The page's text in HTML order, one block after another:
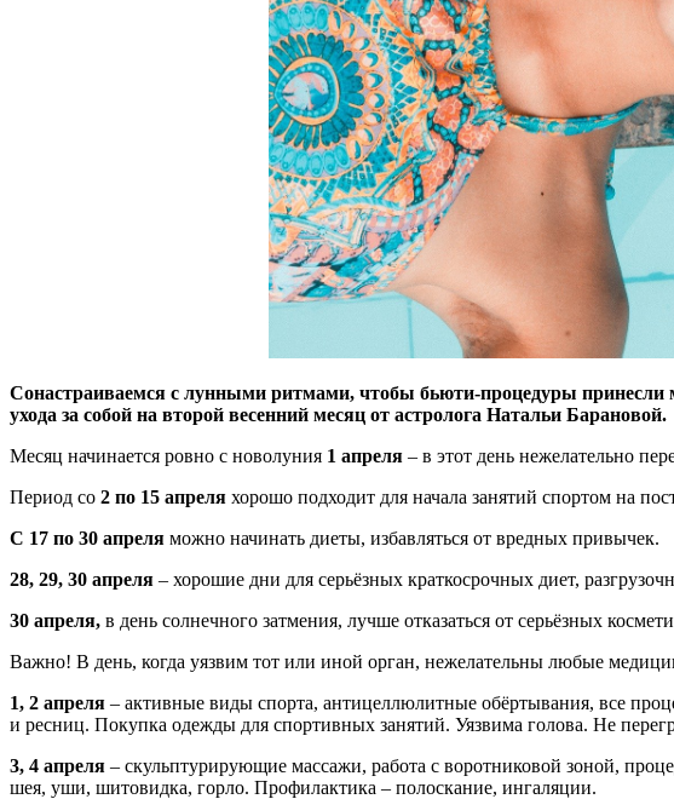
Сонастраиваемся с лунными ритмами, чтобы бьюти-процедуры принесли
ухода за собой на второй весенний месяц от астролога Натальи Барановой.
Месяц начинается ровно с новолуния 1 апреля – в этот день нежелательно
Период со 2 по 15 апреля хорошо подходит для начала занятий спортом на
С 17 по 30 апреля можно начинать диеты, избавляться от вредных привычек.
28, 29, 30 апреля – хорошие дни для серьёзных краткосрочных диет,
30 апреля, в день солнечного затмения, лучше отказаться от серьёзных
Важно! В день, когда уязвим тот или иной орган, нежелательны любые
1, 2 апреля – активные виды спорта, антицеллюлитные обёртывания, все
и ресниц. Покупка одежды для спортивных занятий. Уязвима голова. Не
3, 4 апреля – скульптурирующие массажи, работа с воротниковой зоной,
шея, уши, шитовидка, горло. Профилактика – полоскание, ингаляции.